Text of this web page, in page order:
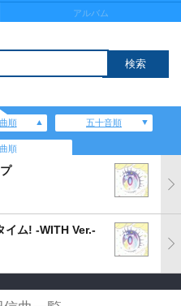
アルバム
順 五十音順
順
イム! -WITH Ver.-